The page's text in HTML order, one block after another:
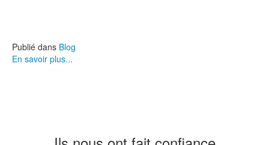
Publié dans Blog
En savoir plus...